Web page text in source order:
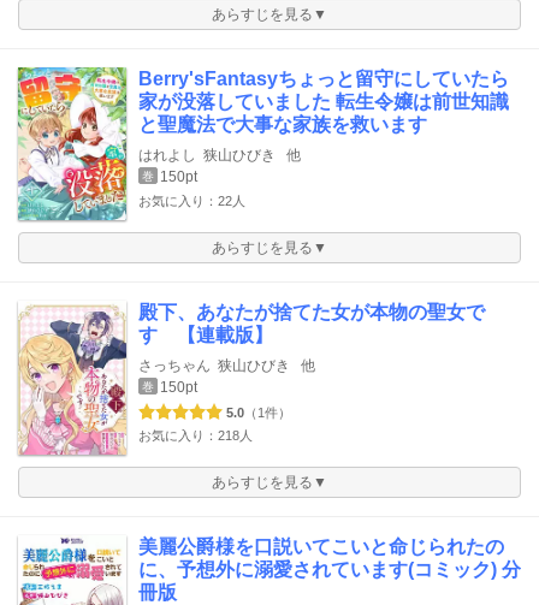
あらすじを見る▼
Berry'sFantasyちょっと留守にしていたら
家が没落していました 転生令嬢は前世知識
と聖魔法で大事な家族を救います
はれよし 狭山ひびき 他
巻 150pt
お気に入り：22人
あらすじを見る▼
殿下、あなたが捨てた女が本物の聖女で
す 【連載版】
さっちゃん 狭山ひびき 他
巻 150pt
5.0 （1件）
お気に入り：218人
あらすじを見る▼
美麗公爵様を口説いてこいと命じられたの
に、予想外に溺愛されています(コミック) 分
冊版